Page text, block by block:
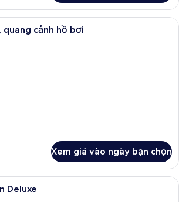
Phòng Suite Grand, quang cảnh hồ
quang cảnh hồ bơi
Xem giá vào ngày bạn chọn
Phòng 2 giường đơn Deluxe | Bộ
Deluxe